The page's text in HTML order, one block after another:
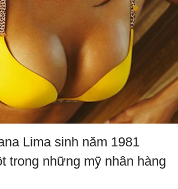
Lima sinh năm 1981
trong những mỹ nhân hàng